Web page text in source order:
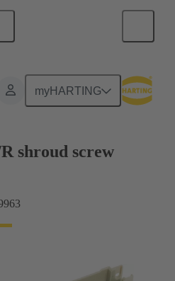
myHARTING
till dotterkort
shroud screw